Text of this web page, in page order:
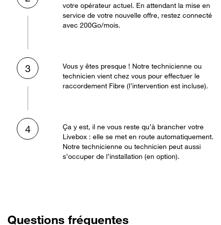
votre opérateur actuel. En attendant la mise en
service de votre nouvelle offre, restez connecté
avec 200Go/mois.
3
Vous y êtes presque ! Notre technicienne ou
technicien vient chez vous pour effectuer le
raccordement Fibre (l’intervention est incluse).
4
Ça y est, il ne vous reste qu’à brancher votre
Livebox : elle se met en route automatiquement.
Notre technicienne ou technicien peut aussi
s’occuper de l’installation (en option).
Questions fréquentes